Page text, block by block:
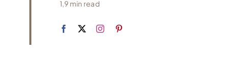
1,9 min read